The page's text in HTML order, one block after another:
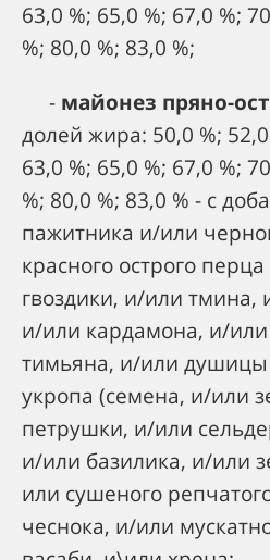
63,0 %; 65,0 %; 67,0 %;
%; 80,0 %; 83,0 %;
- майонез пряно-
долей жира: 50,0 %;
63,0 %; 65,0 %; 67,0 %;
%; 80,0 %; 83,0 % - с
пажитника и/или
красного острого
гвоздики, и/или тмина,
и/или кардамона, и/
тимьяна, и/или душицы
укропа (семена, и/или
петрушки, и/или
и/или базилика, и/или
или сушеного
чеснока, и/или